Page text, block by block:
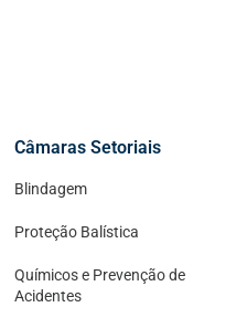
Câmaras Setoriais
Blindagem
Proteção Balística
Químicos e Prevenção de
Acidentes